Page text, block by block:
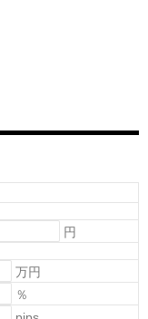
円
万円
％